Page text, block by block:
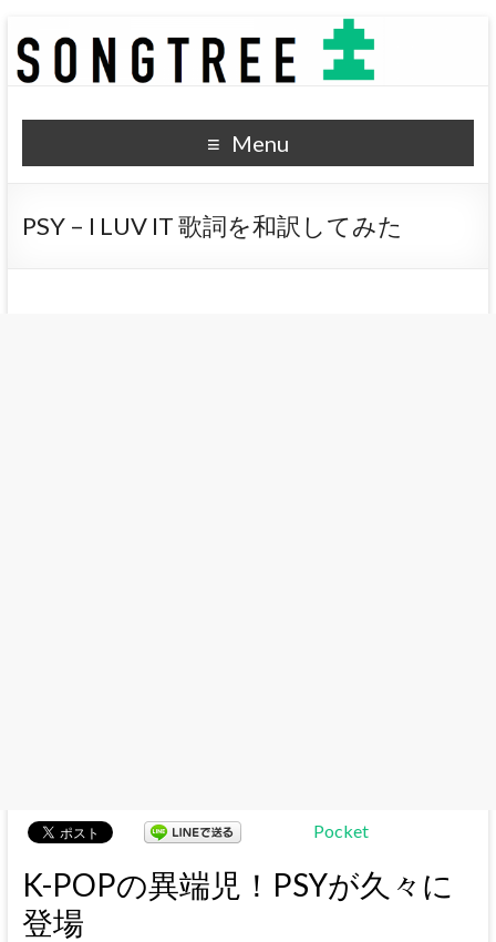
SONGTREE
洋楽歌詞の和訳なら
Menu
PSY – I LUV IT 歌詞を和訳してみた
Pocket
K-POPの異端児！PSYが久々に
登場